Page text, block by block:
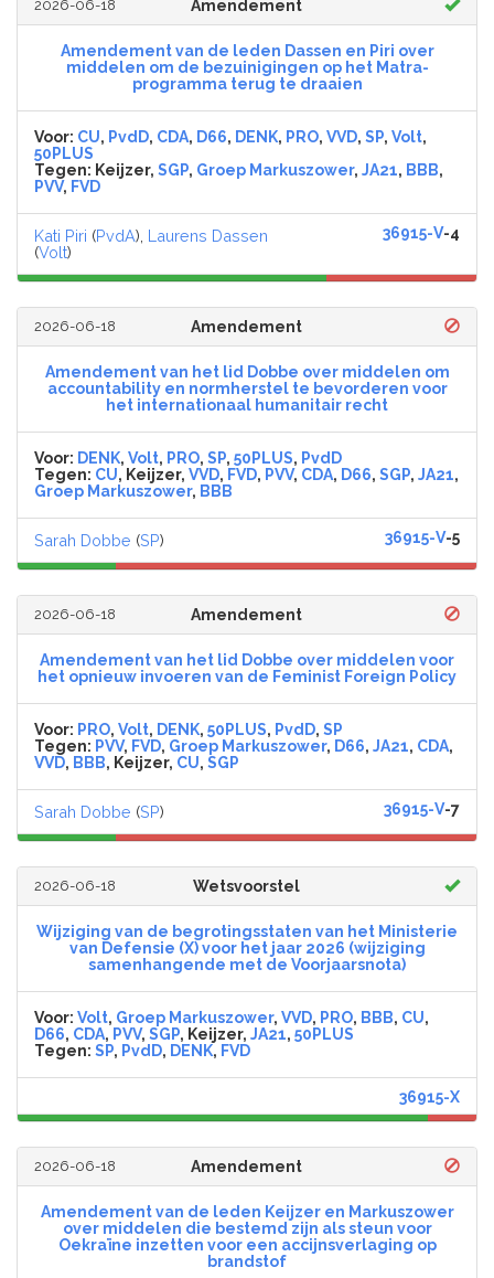
2026-06-18 Amendement
Amendement van de leden Dassen en Piri over
middelen om de bezuinigingen op het Matra-
programma terug te draaien
Voor: CU, PvdD, CDA, D66, DENK, PRO, VVD, SP, Volt,
50PLUS
Tegen: Keijzer, SGP, Groep Markuszower, JA21, BBB,
PVV, FVD
Kati Piri (PvdA), Laurens Dassen
(Volt)
36915-V-4
2026-06-18 Amendement
Amendement van het lid Dobbe over middelen om
accountability en normherstel te bevorderen voor
het internationaal humanitair recht
Voor: DENK, Volt, PRO, SP, 50PLUS, PvdD
Tegen: CU, Keijzer, VVD, FVD, PVV, CDA, D66, SGP, JA21,
Groep Markuszower, BBB
Sarah Dobbe (SP) 36915-V-5
2026-06-18 Amendement
Amendement van het lid Dobbe over middelen voor
het opnieuw invoeren van de Feminist Foreign Policy
Voor: PRO, Volt, DENK, 50PLUS, PvdD, SP
Tegen: PVV, FVD, Groep Markuszower, D66, JA21, CDA,
VVD, BBB, Keijzer, CU, SGP
Sarah Dobbe (SP) 36915-V-7
2026-06-18 Wetsvoorstel
Wijziging van de begrotingsstaten van het Ministerie
van Defensie (X) voor het jaar 2026 (wijziging
samenhangende met de Voorjaarsnota)
Voor: Volt, Groep Markuszower, VVD, PRO, BBB, CU,
D66, CDA, PVV, SGP, Keijzer, JA21, 50PLUS
Tegen: SP, PvdD, DENK, FVD
36915-X
2026-06-18 Amendement
Amendement van de leden Keijzer en Markuszower
over middelen die bestemd zijn als steun voor
Oekraïne inzetten voor een accijnsverlaging op
brandstof